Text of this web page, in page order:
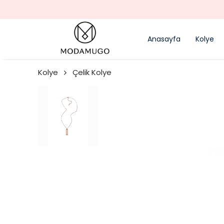
Anasayfa Kolye
Kolye Çelik Kolye